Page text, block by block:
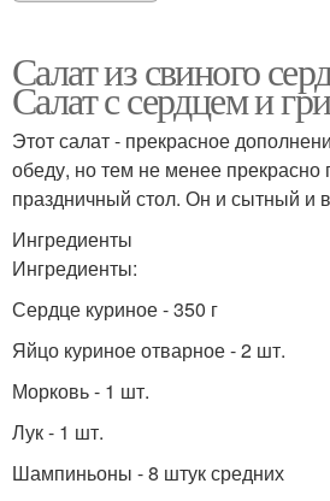
Салат из свиного
Салат с сердцем и
Этот салат - прекрасное
обеду, но тем не менее прекрасно
праздничный стол. Он и сытный и
Ингредиенты
Ингредиенты:
Сердце куриное - 350 г
Яйцо куриное отварное - 2 шт.
Морковь - 1 шт.
Лук - 1 шт.
Шампиньоны - 8 штук средних